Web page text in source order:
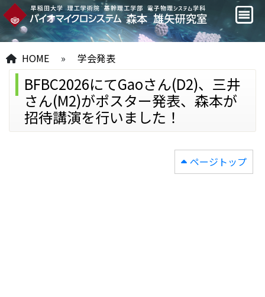
HOME » 学会発表
BFBC2026にてGaoさん(D2)、三井
さん(M2)がポスター発表、森本が
招待講演を行いました！
ページトップ